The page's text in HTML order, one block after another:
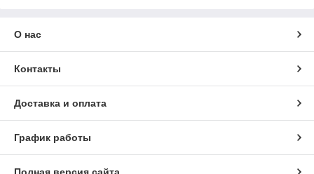
О нас
Контакты
Доставка и оплата
График работы